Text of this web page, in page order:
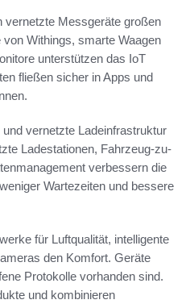
vernetzte Messgeräte großen
Withings, smarte Waagen
unterstützen das IoT
fließen sicher in Apps und
vernetzte Ladeinfrastruktur
Ladestationen, Fahrzeug-zu-
verbessern die
Wartezeiten und bessere
für Luftqualität, intelligente
den Komfort. Geräte
Protokolle vorhanden sind.
und kombinieren